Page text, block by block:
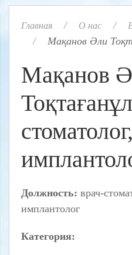
Главная О нас
Мақанов Әли
Мақанов
Должность: врач-
имплантолог
Категория: